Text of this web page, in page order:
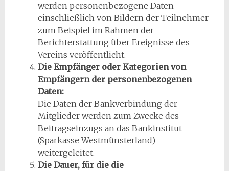
werden personenbezogene Daten
einschließlich von Bildern der Teilnehmer
zum Beispiel im Rahmen der
Berichterstattung über Ereignisse des
Vereins veröffentlicht.
Die Empfänger oder Kategorien von
Empfängern der personenbezogenen
Daten:
Die Daten der Bankverbindung der
Mitglieder werden zum Zwecke des
Beitragseinzugs an das Bankinstitut
(Sparkasse Westmünsterland)
weitergeleitet.
Die Dauer, für die die